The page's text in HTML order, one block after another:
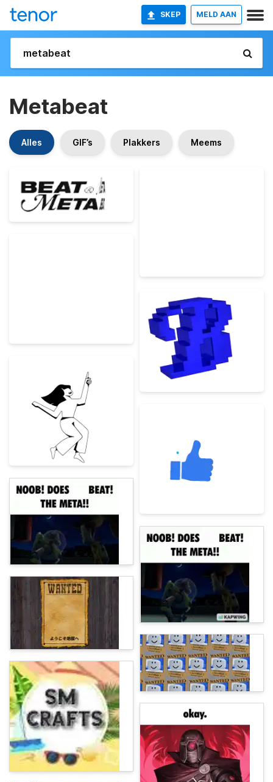
SKEP MELD AAN
Metabeat
Alles GIF’s Plakkers Meems